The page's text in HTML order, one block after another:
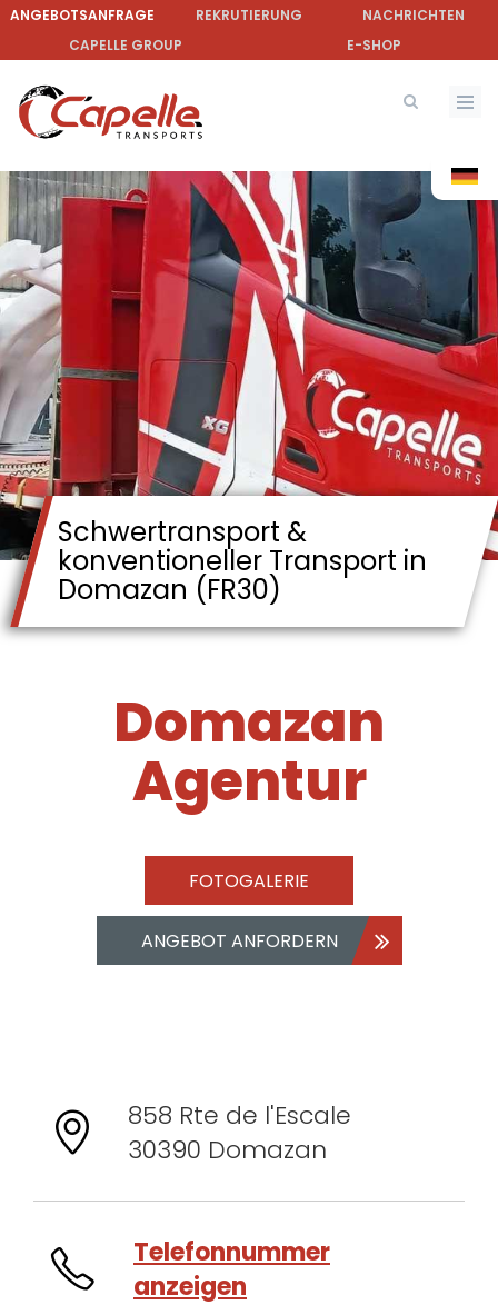
Direkt
Inhalt
ANGEBOTSANFRAGE REKRUTIERUNG
NACHRICHTEN
CAPELLE GROUP
E-SHOP
Schwertransport &
konventioneller Transport in
Domazan (FR30)
Domazan
Agentur
FOTOGALERIE
ANGEBOT ANFORDERN
858 Rte de l'Escale
30390 Domazan
Telefonnummer
anzeigen